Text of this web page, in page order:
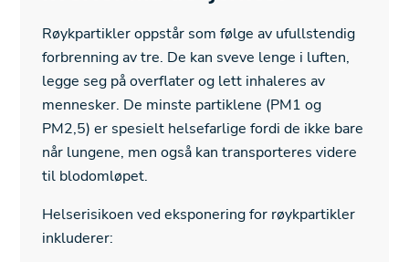
Røykpartikler oppstår som følge av ufullstendig
forbrenning av tre. De kan sveve lenge i luften,
legge seg på overflater og lett inhaleres av
mennesker. De minste partiklene (PM1 og
PM2,5) er spesielt helsefarlige fordi de ikke bare
når lungene, men også kan transporteres videre
til blodomløpet.
Helserisikoen ved eksponering for røykpartikler
inkluderer: